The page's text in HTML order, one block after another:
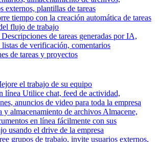
externos, plantillas de tareas
tiempo con la creación automática de tareas
flujo de trabajo
Descripciones de tareas generadas por IA,
listas de verificación, comentarios
de tareas y proyectos
el trabajo de su equipo
línea Utilice chat, feed de actividad,
anuncios de video para toda la empresa
y almacenamiento de archivos Almacene,
en línea fácilmente con sus
usando el drive de la empresa
grupos de trabajo, invite usuarios externos,